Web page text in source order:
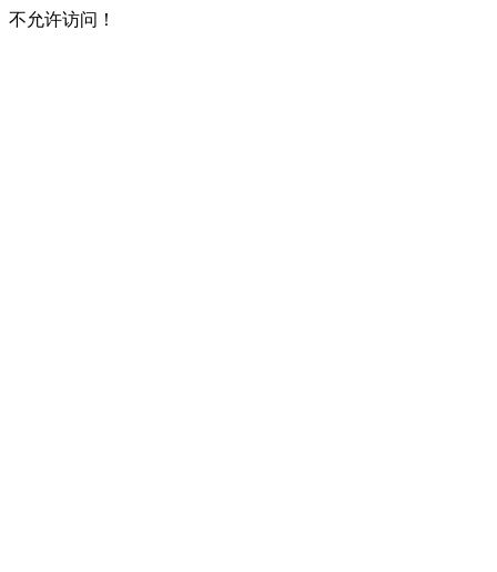
不允许访问！